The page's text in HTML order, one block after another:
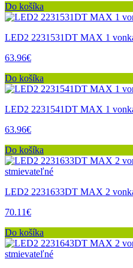
Do košíka
LED2 2231531DT MAX 1
63.96€
Do košíka
LED2 2231541DT MAX 1
63.96€
Do košíka
LED2 2231633DT MAX 2
70.11€
Do košíka